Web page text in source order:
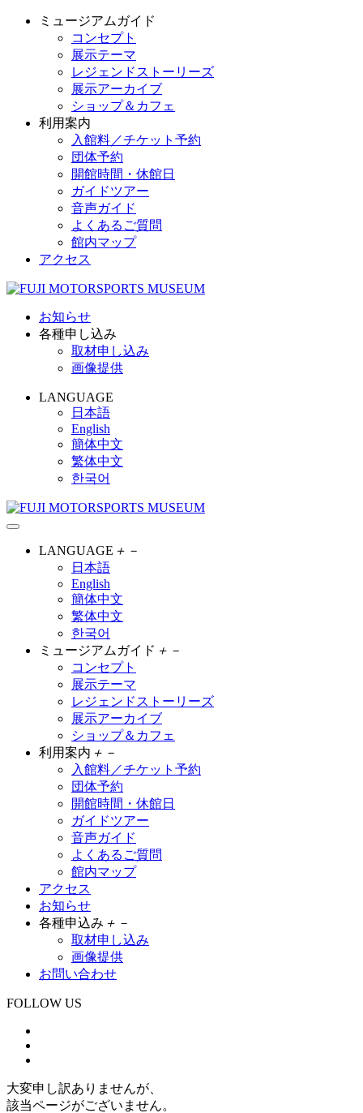
ミュージアムガイド
コンセプト
展示テーマ
レジェンドストーリーズ
展示アーカイブ
ショップ＆カフェ
利用案内
入館料／チケット予約
団体予約
開館時間・休館日
ガイドツアー
音声ガイド
よくあるご質問
館内マップ
アクセス
お知らせ
各種申し込み
取材申し込み
画像提供
LANGUAGE
日本語
English
簡体中文
繁体中文
한국어
LANGUAGE ＋ －
日本語
English
簡体中文
繁体中文
한국어
ミュージアムガイド ＋ －
コンセプト
展示テーマ
レジェンドストーリーズ
展示アーカイブ
ショップ＆カフェ
利用案内 ＋ －
入館料／チケット予約
団体予約
開館時間・休館日
ガイドツアー
音声ガイド
よくあるご質問
館内マップ
アクセス
お知らせ
各種申込み ＋ －
取材申し込み
画像提供
お問い合わせ
FOLLOW US
大変申し訳ありませんが、
該当ページがございません。